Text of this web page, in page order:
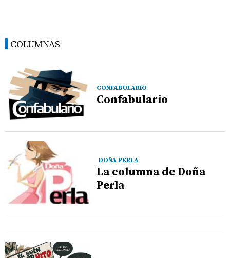
COLUMNAS
CONFABULARIO
Confabulario
DOÑA PERLA
La columna de Doña
Perla